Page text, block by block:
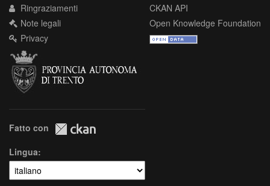
Ringraziamenti
Note legali
Privacy
CKAN API
Open Knowledge Foundation
Fatto con
Lingua